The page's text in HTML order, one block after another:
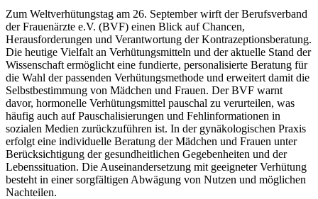
Zum Weltverhütungstag am 26. September wirft der Berufsverband
der Frauenärzte e.V. (BVF) einen Blick auf Chancen,
Herausforderungen und Verantwortung der Kontrazeptionsberatung.
Die heutige Vielfalt an Verhütungsmitteln und der aktuelle Stand der
Wissenschaft ermöglicht eine fundierte, personalisierte Beratung für
die Wahl der passenden Verhütungsmethode und erweitert damit die
Selbstbestimmung von Mädchen und Frauen. Der BVF warnt
davor, hormonelle Verhütungsmittel pauschal zu verurteilen, was
häufig auch auf Pauschalisierungen und Fehlinformationen in
sozialen Medien zurückzuführen ist. In der gynäkologischen Praxis
erfolgt eine individuelle Beratung der Mädchen und Frauen unter
Berücksichtigung der gesundheitlichen Gegebenheiten und der
Lebenssituation. Die Auseinandersetzung mit geeigneter Verhütung
besteht in einer sorgfältigen Abwägung von Nutzen und möglichen
Nachteilen.